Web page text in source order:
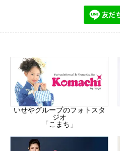
いせやグループのフォトスタ
ジオ
「こまち」